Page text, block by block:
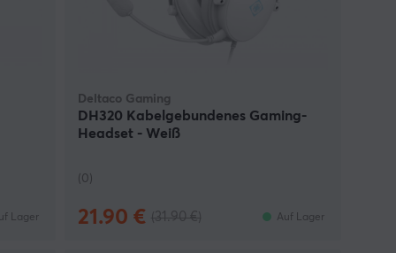
Lager
Deltaco Gaming
DH320 Kabelgebundenes Gaming-
Headset - Weiß
(0)
21.90 € Auf Lager